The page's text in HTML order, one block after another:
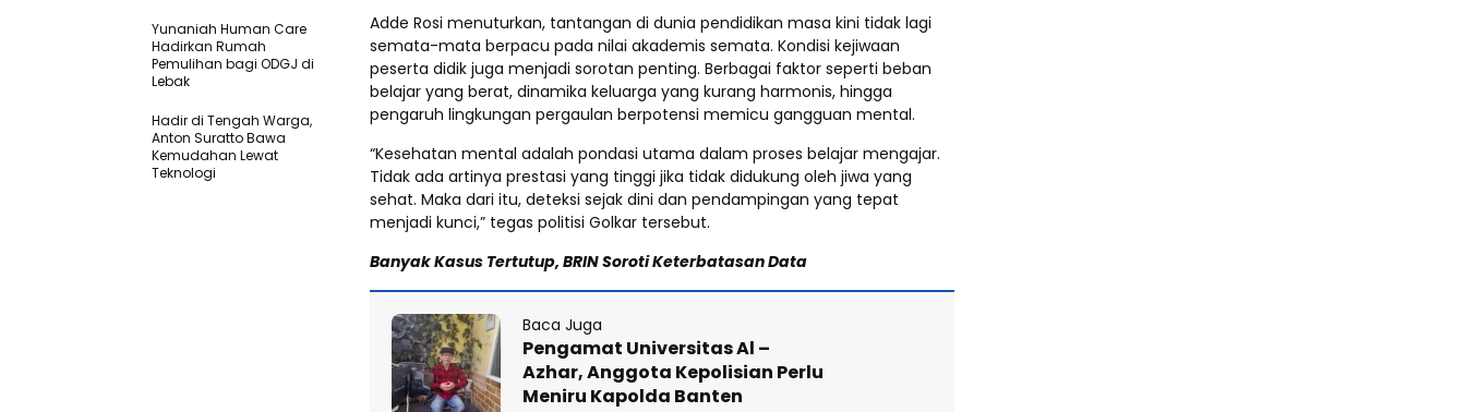
Adde Rosi menuturkan, tantangan di dunia pendidikan masa kini tidak lagi
semata-mata berpacu pada nilai akademis semata. Kondisi kejiwaan
peserta didik juga menjadi sorotan penting. Berbagai faktor seperti beban
belajar yang berat, dinamika keluarga yang kurang harmonis, hingga
pengaruh lingkungan pergaulan berpotensi memicu gangguan mental.
“Kesehatan mental adalah pondasi utama dalam proses belajar mengajar.
Tidak ada artinya prestasi yang tinggi jika tidak didukung oleh jiwa yang
sehat. Maka dari itu, deteksi sejak dini dan pendampingan yang tepat
menjadi kunci,” tegas politisi Golkar tersebut.
Banyak Kasus Tertutup, BRIN Soroti Keterbatasan Data
Baca Juga
Pengamat Universitas Al –
Azhar, Anggota Kepolisian Perlu
Meniru Kapolda Banten
Yunaniah Human Care
Hadirkan Rumah
Pemulihan bagi ODGJ di
Lebak
Hadir di Tengah Warga,
Anton Suratto Bawa
Kemudahan Lewat
Teknologi ​